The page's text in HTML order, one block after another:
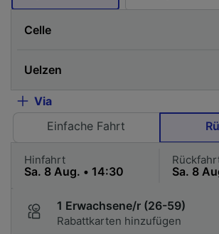
Via
Einfache Fahrt
Hinfahrt
1 Erwachsene/r (26-59)
Rabattkarten hinzufügen